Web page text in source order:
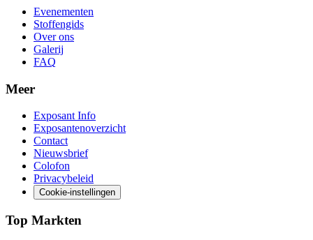
Evenementen
Stoffengids
Over ons
Galerij
FAQ
Meer
Exposant Info
Exposantenoverzicht
Contact
Nieuwsbrief
Colofon
Privacybeleid
Cookie-instellingen
Top Markten